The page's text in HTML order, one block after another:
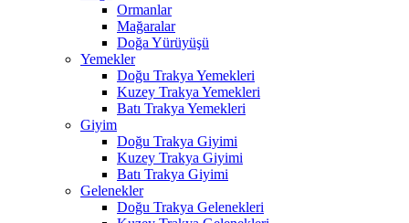
Ormanlar
Mağaralar
Doğa Yürüyüşü
Yemekler
Doğu Trakya Yemekleri
Kuzey Trakya Yemekleri
Batı Trakya Yemekleri
Giyim
Doğu Trakya Giyimi
Kuzey Trakya Giyimi
Batı Trakya Giyimi
Gelenekler
Doğu Trakya Gelenekleri